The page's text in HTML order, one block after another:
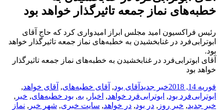
خطبه‌های‌ نماز جمعه‌ تاثیرگذار خواهد بود
رئیس فراکسیون امید مجلس ابراز امیدواری کرد که حاج‌ آقای‌
ابوترابی‌فرد در غنابخشیدن‌ به‌ خطبه‌های‌ نماز جمعه‌ تاثیرگذار خواهد
بود.
آقای ابوترابی‌فرد در غنابخشیدن‌ به‌ خطبه‌های‌ نماز جمعه‌ تاثیرگذار
خواهد بود
ارسال
شده
در
فوریه 14, 2018 نویسنده
دسته‌ها
خبر جدیدبرچسب‌ها
آقای بود, آقای خطبه‌های‌, آقای خواهد,
ابوترابی‌فرد بود, ابوترابی‌فرد خواهد, اخبار , به, بود خطبه‌های‌, خبر ,
خبر جدید, خبر روز , در بود, در خواهد, سایت خبری, شهر خبر , نماز